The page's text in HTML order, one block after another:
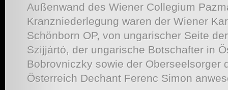
Außenwand des Wiener Collegium
Kranzniederlegung waren der Wiener
Schönborn OP, von ungarischer Seite
Szijjártó, der ungarische Botschafter in
Bobrovniczky sowie der Oberseelsorger
Österreich Dechant Ferenc Simon